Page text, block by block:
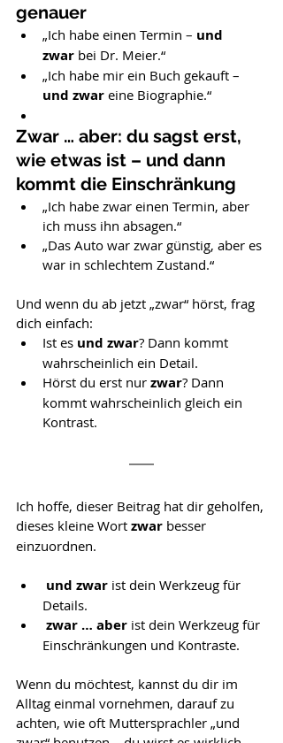
genauer
„Ich habe einen Termin – und
zwar bei Dr. Meier.“
„Ich habe mir ein Buch gekauft –
und zwar eine Biographie.“
Zwar … aber: du sagst erst,
wie etwas ist – und dann
kommt die Einschränkung
„Ich habe zwar einen Termin, aber
ich muss ihn absagen.“
„Das Auto war zwar günstig, aber es
war in schlechtem Zustand.“
Und wenn du ab jetzt „zwar“ hörst, frag
dich einfach:
Ist es und zwar? Dann kommt
wahrscheinlich ein Detail.
Hörst du erst nur zwar? Dann
kommt wahrscheinlich gleich ein
Kontrast.
Ich hoffe, dieser Beitrag hat dir geholfen,
dieses kleine Wort zwar besser
einzuordnen.
und zwar ist dein Werkzeug für
Details.
zwar … aber ist dein Werkzeug für
Einschränkungen und Kontraste.
Wenn du möchtest, kannst du dir im
Alltag einmal vornehmen, darauf zu
achten, wie oft Muttersprachler „und